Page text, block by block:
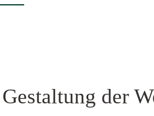
Gestaltung der